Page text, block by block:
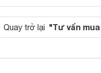
Quay trở lại "Tư vấn